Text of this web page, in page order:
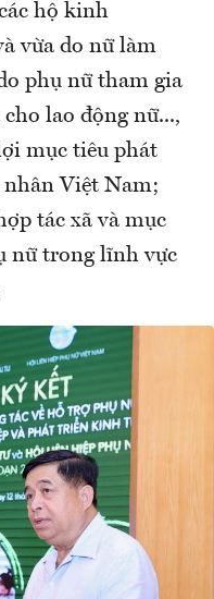
hộ kinh
vừa do nữ làm
phụ nữ tham gia
lao động nữ...,
mục tiêu phát
Việt Nam;
tác xã và mục
nữ trong lĩnh vực